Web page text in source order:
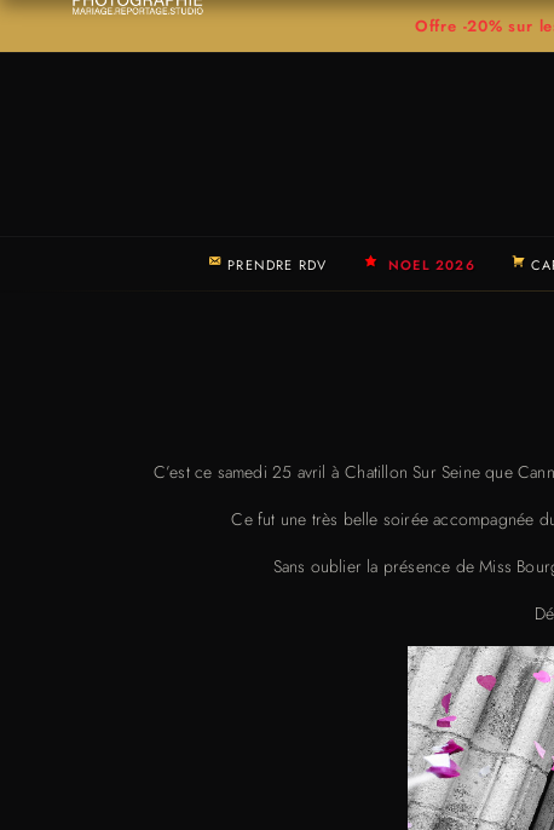
Offre -20% sur
PRENDRE RDV NOEL 2026
C’est ce samedi 25 avril à Chatillon Sur Seine que
Ce fut une très belle soirée accompagnée
Sans oublier la présence de Miss